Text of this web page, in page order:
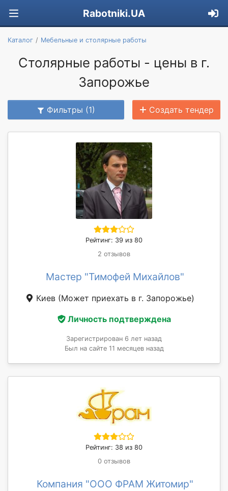
Rabotniki.UA
Каталог Мебельные и столярные работы
Столярные работы - цены в г.
Запорожье
Фильтры (1) Создать тендер
Рейтинг: 39 из 80
2 отзывов
Мастер "Тимофей Михайлов"
Киев (Может приехать в г. Запорожье)
Личность подтверждена
Зарегистрирован 6 лет назад
Был на сайте 11 месяцев назад
Рейтинг: 38 из 80
0 отзывов
Компания "ООО ФРАМ Житомир"